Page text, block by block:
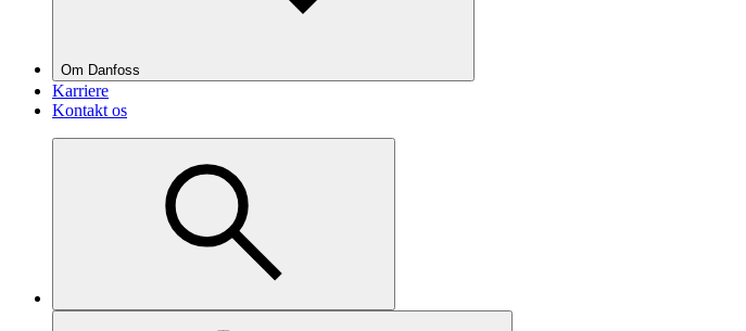
Om Danfoss
Karriere
Kontakt os